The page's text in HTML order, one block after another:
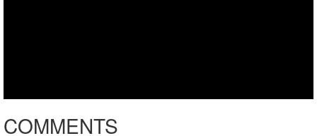
COMMENTS